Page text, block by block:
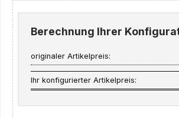
Berechnung Ihrer
originaler Artikelpreis:
Ihr konfigurierter Artikelpreis: